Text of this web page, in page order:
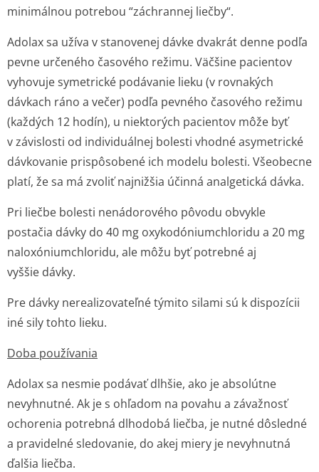
minimálnou potrebou “záchrannej liečby“.
Adolax sa užíva v stanovenej dávke dvakrát denne podľa
pevne určeného časového režimu. Väčšine pacientov
vyhovuje symetrické podávanie lieku (v rovnakých
dávkach ráno a večer) podľa pevného časového režimu
(každých 12 hodín), u niektorých pacientov môže byť
v závislosti od individuálnej bolesti vhodné asymetrické
dávkovanie prispôsobené ich modelu bolesti. Všeobecne
platí, že sa má zvoliť najnižšia účinná analgetická dávka.
Pri liečbe bolesti nenádorového pôvodu obvykle
postačia dávky do 40 mg oxykodóniumchloridu a 20 mg
naloxóniumchloridu, ale môžu byť potrebné aj
vyššie dávky.
Pre dávky nerealizovateľné týmito silami sú k dispozícii
iné sily tohto lieku.
Doba používania
Adolax sa nesmie podávať dlhšie, ako je absolútne
nevyhnutné. Ak je s ohľadom na povahu a závažnosť
ochorenia potrebná dlhodobá liečba, je nutné dôsledné
a pravidelné sledovanie, do akej miery je nevyhnutná
ďalšia liečba.